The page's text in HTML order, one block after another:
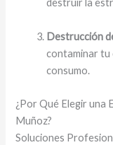
destruir la
Destrucción
contaminar tu
consumo.
¿Por Qué Elegir una
Muñoz?
Soluciones